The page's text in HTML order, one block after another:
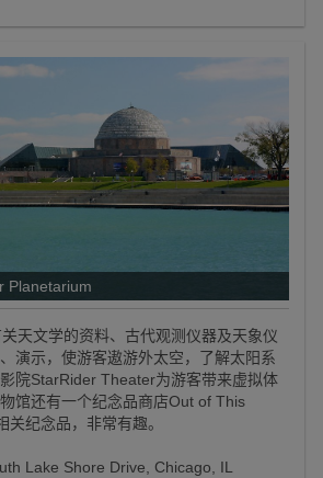
Planetarium
天文学的资料、古代观测仪器及天象仪
演示，使游客遨游外太空，了解太阳系
院StarRider Theater为游客带来虚拟体
馆还有一个纪念品商店Out of This
纪念品，非常有趣。
Lake Shore Drive, Chicago, IL